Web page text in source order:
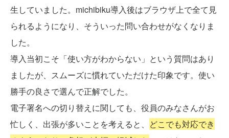
生していました。michibiku導入後はブラウザ上で全て見
られるようになり、そういった問い合わせがなくなりま
した。
導入当初こそ「使い方がわからない」という質問はあり
ましたが、スムーズに慣れていただけた印象です。使い
勝手の良さで選んで正解でした。
電子署名への切り替えに関しても、役員のみなさんがお
忙しく、出張が多いことを考えると、 どこでも対応でき